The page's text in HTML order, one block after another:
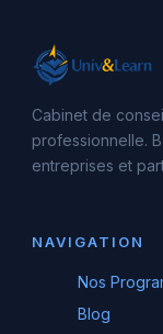
Cabinet de
professionnelle.
entreprises et
NAVIGATION
Nos
Blog